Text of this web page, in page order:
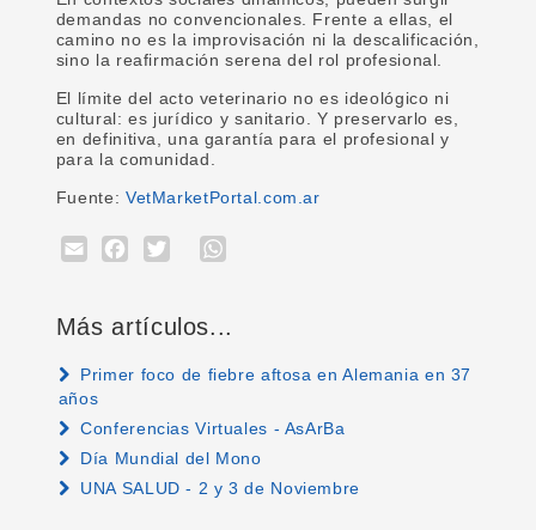
demandas no convencionales. Frente a ellas, el
camino no es la improvisación ni la descalificación,
sino la reafirmación serena del rol profesional.
El límite del acto veterinario no es ideológico ni
cultural: es jurídico y sanitario. Y preservarlo es,
en definitiva, una garantía para el profesional y
para la comunidad.
Fuente: VetMarketPortal.com.ar
EmailFacebook
Twitter
Más artículos...
Primer foco de fiebre aftosa en Alemania en 37
años
Conferencias Virtuales - AsArBa
Día Mundial del Mono
UNA SALUD - 2 y 3 de Noviembre